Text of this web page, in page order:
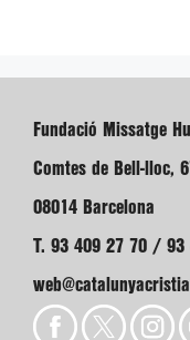
Fundació Missatge
Comtes de Bell-lloc,
08014 Barcelona
T. 93 409 27 70 / 93